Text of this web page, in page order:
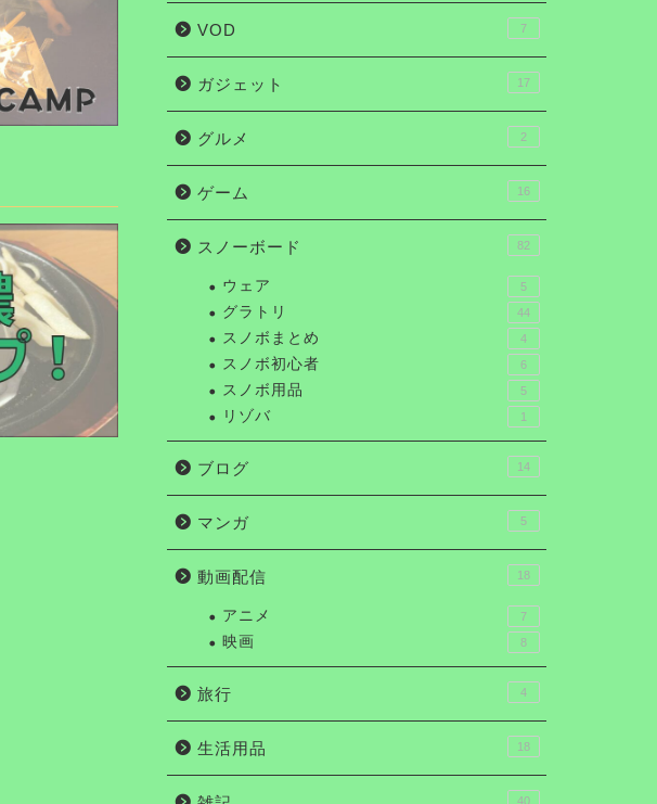
VOD 7
ガジェット 17
グルメ 2
ゲーム 16
スノーボード 82
ウェア 5
グラトリ 44
スノボまとめ 4
スノボ初心者 6
スノボ用品 5
リゾバ 1
ブログ 14
マンガ 5
動画配信 18
アニメ 7
映画 8
旅行 4
生活用品 18
40